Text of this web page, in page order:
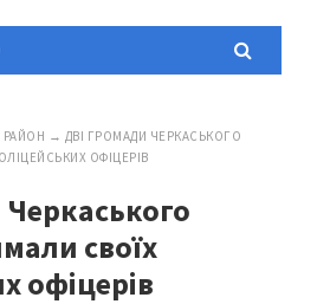
РАЙОН → ДВІ ГРОМАДИ ЧЕРКАСЬКОГО
ОФІЦЕРІВ
своїх
офіцерів